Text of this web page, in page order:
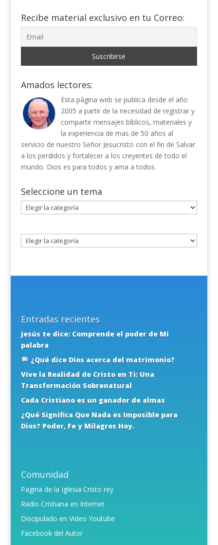
Recibe material exclusivo en tu Correo:
Amados lectores:
Esta página web se publica desde el año
2005 a partir de la necesidad de registrar y
compartir mensajes bíblicos, materiales y
la experiencia de mas de 50 años al
servicio de nuestro Señor Jesucristo con el fin de Salvar
a los perdidos y fortalecer a los creyentes de todo el
mundo. Dios es para todos y ama a todos.
Seleccione un tema
Seleccione
un
Entradas recientes
Jesús te dice: Comprende el poder de Mi
palabra
¿Qué dice Dios acerca del matrimonio?
Vive la Realidad de Cristo en Ti: Una
Transformación Sobrenatural
Cada Cristiano es un ganador de almas
¿Qué Significa Que Nada es Imposible para
Dios? Poder, Fe y Milagros Hoy.
Comunidad
Pagina de la Iglesia Cristo rey
Radio Cristiana en Internet
Discipulado en Video Youtube
Facebook del Autor